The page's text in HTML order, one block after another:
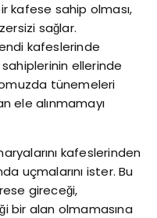
kafese sahip olması,
sağlar.
kafeslerinde
ellerinde
tünemeleri
ele alınmamayı
kafeslerinden
uçmalarını ister. Bu
gireceği,
bir alan olmamasına